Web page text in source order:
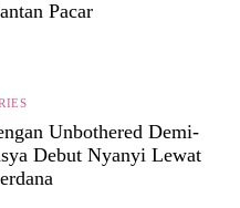
Pacar
Unbothered Demi-
Debut Nyanyi Lewat